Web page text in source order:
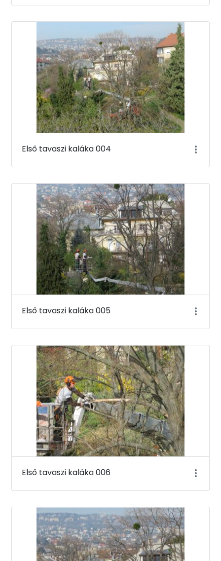
Első tavaszi kaláka 004
Első tavaszi kaláka 005
Első tavaszi kaláka 006